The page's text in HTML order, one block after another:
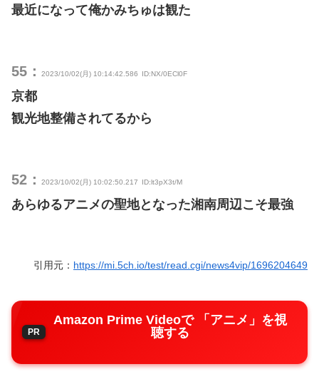
最近になって俺かみちゅは観た
55： 2023/10/02(月) 10:14:42.586 ID:NX/0ECl0F
京都
観光地整備されてるから
52： 2023/10/02(月) 10:02:50.217 ID:lt3pX3t/M
あらゆるアニメの聖地となった湘南周辺こそ最強
引用元： https://mi.5ch.io/test/read.cgi/news4vip/1696204649
Amazon Prime Videoで 「アニメ」を視
聴する